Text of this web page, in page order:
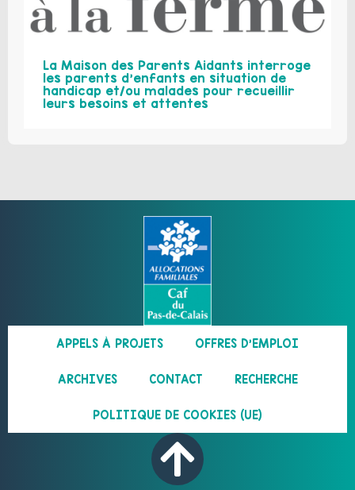
La Maison des Parents Aidants interroge
les parents d’enfants en situation de
handicap et/ou malades pour recueillir
leurs besoins et attentes
APPELS À PROJETS OFFRES D’EMPLOI
ARCHIVES CONTACT RECHERCHE
POLITIQUE DE COOKIES (UE)